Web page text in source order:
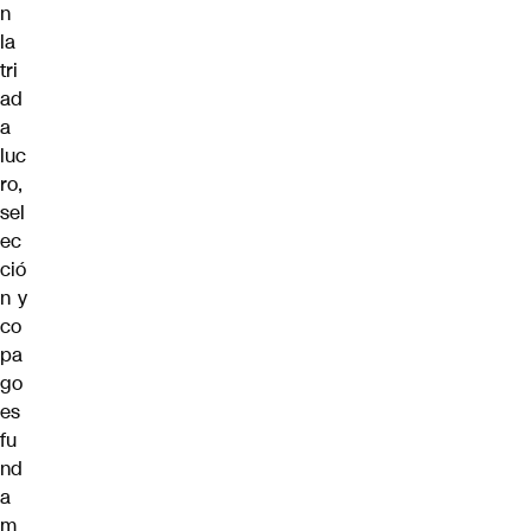
n
la
tri
ad
a
luc
ro,
sel
ec
ció
n y
co
pa
go
es
fu
nd
a
m